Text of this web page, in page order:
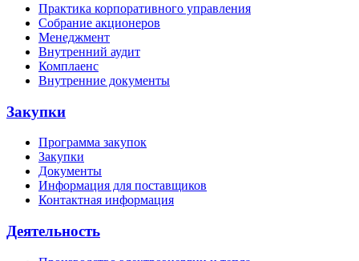
Практика корпоративного управления
Собрание акционеров
Менеджмент
Внутренний аудит
Комплаенс
Внутренние документы
Закупки
Программа закупок
Закупки
Документы
Информация для поставщиков
Контактная информация
Деятельность